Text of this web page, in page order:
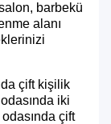
barbekü
alanı
çift kişilik
iki
çift